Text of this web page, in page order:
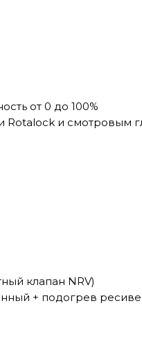
от 0 до 100%
Rotalock и смотровым
клапан NRV)
+ подогрев